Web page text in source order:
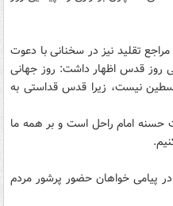
تقلید نیز در سخنانی با دعوت
روز قدس اظهار داشت: روز جهانی
نیست، زیرا قدس قداستی به
امام راحل است و بر همه ما
پیامی خواهان حضور پرشور مردم